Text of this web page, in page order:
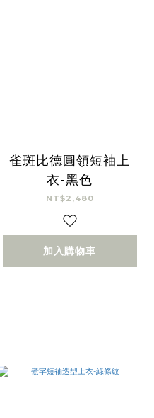
雀斑比德圓領短袖上
衣-黑色
NT$2,480
加入購物車